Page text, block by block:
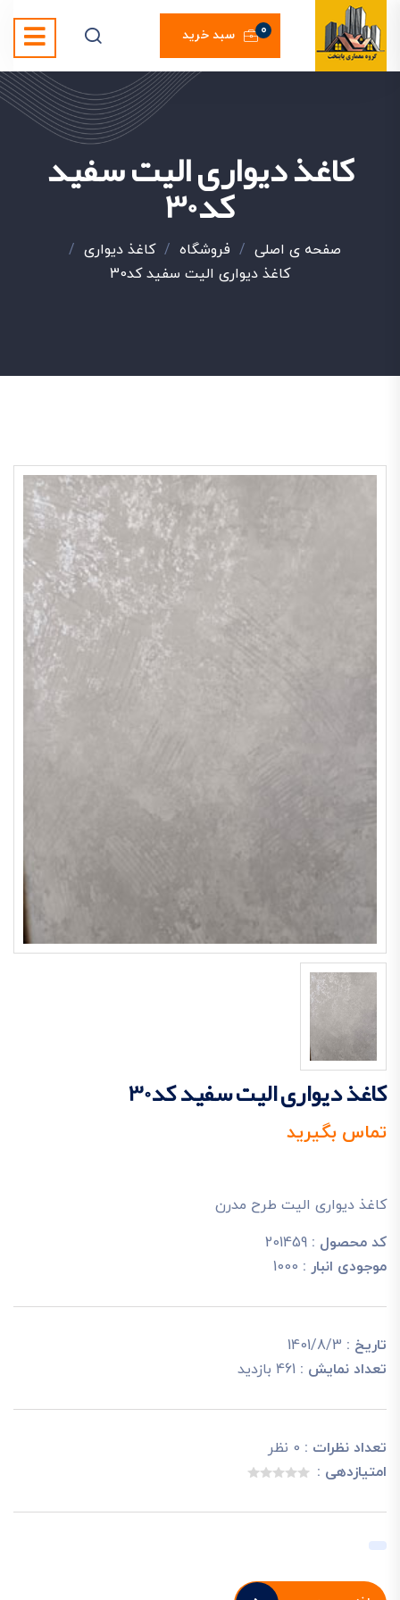
سبد خرید 0
کاغذ دیواری الیت سفید
کد30
صفحه ی اصلی / فروشگاه /کاغذ دیواری /
کاغذ دیواری الیت سفید کد30
کاغذ دیواری الیت سفید کد30
تماس بگیرید
کاغذ دیواری الیت طرح مدرن
کد محصول : 201459
موجودی انبار : 1000
تاریخ : 1401/8/3
تعداد نمایش : 461 بازدید
تعداد نظرات : 0 نظر
امتیازدهی :